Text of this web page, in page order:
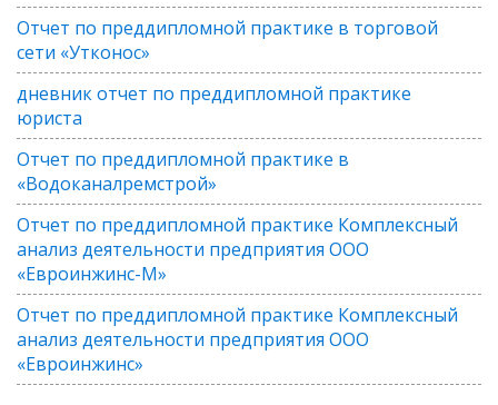
Отчет по преддипломной практике в торговой
сети «Утконос»
дневник отчет по преддипломной практике
юриста
Отчет по преддипломной практике в
«Водоканалремстрой»
Отчет по преддипломной практике Комплексный
анализ деятельности предприятия ООО
«Евроинжинс-М»
Отчет по преддипломной практике Комплексный
анализ деятельности предприятия ООО
«Евроинжинс»